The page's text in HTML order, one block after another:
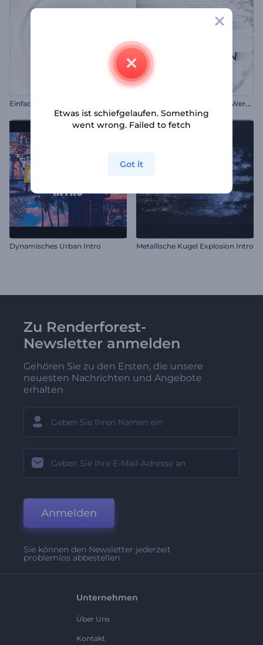
Einfache Spinnlinien Intro O
nline Marketing und SEO Werbung
Dynamisches Urban Intro Metallische Kugel Explosion Intro
Zu Renderforest-
Newsletter anmelden
Gehören Sie zu den Ersten, die unsere
neuesten Nachrichten und Angebote
erhalten
Anmelden
Sie können den Newsletter jederzeit
problemlos abbestellen.
Unternehmen
Über Uns
Kontakt
Etwas ist schiefgelaufen. Something
went wrong. Failed to fetch
Got it